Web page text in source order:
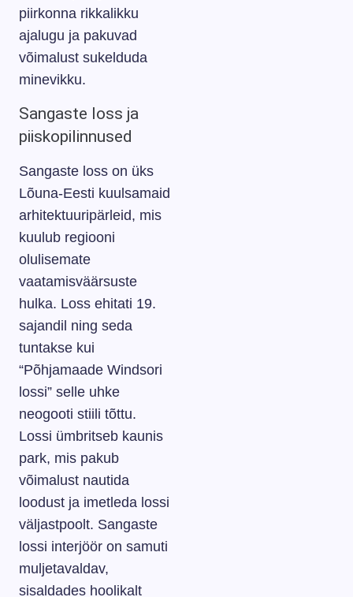
piirkonna rikkalikku
ajalugu ja pakuvad
võimalust sukelduda
minevikku.
Sangaste loss ja
piiskopilinnused
Sangaste loss on üks
Lõuna-Eesti kuulsamaid
arhitektuuripärleid, mis
kuulub regiooni
olulisemate
vaatamisväärsuste
hulka. Loss ehitati 19.
sajandil ning seda
tuntakse kui
“Põhjamaade Windsori
lossi” selle uhke
neogooti stiili tõttu.
Lossi ümbritseb kaunis
park, mis pakub
võimalust nautida
loodust ja imetleda lossi
väljastpoolt. Sangaste
lossi interjöör on samuti
muljetavaldav,
sisaldades hoolikalt